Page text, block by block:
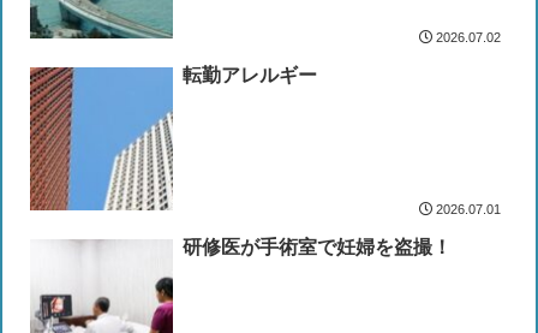
2026.07.02
転勤アレルギー
2026.07.01
研修医が手術室で妊婦を盗撮！